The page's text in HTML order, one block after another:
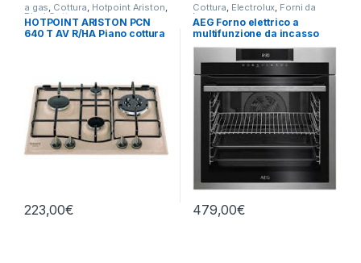
a gas, Cottura, Hotpoint Ariston,
Piani Cottura
HOTPOINT ARISTON PCN
640 T AV R/HA Piano cottura
223,00€
Cottura, Electrolux, Forni da
Incasso
AEG Forno elettrico a
multifunzione da incasso
BEE 641222M
479,00€